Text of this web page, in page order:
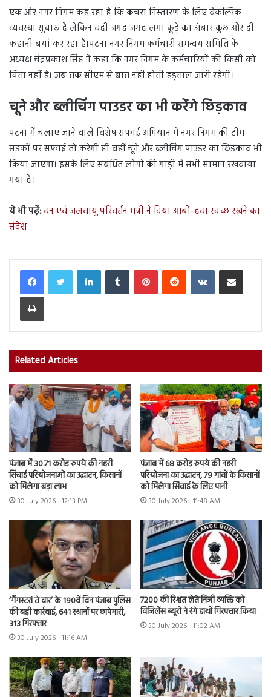
एक ओर नगर निगम कह रहा है कि कचरा निस्तारण के लिए वैकल्पिक
व्यवस्था सुचारू है लेकिन वहीं जगह जगह लगा कूड़े का अंबार कुछ और ही
कहानी बयां कर रहा है।पटना नगर निगम कर्मचारी समन्वय समिति के
अध्यक्ष चंद्रप्रकाश सिंह ने कहा कि नगर निगम के कर्मचारियों की किसी को
चिंता नहीं है। जब तक सीएम से बात नहीं होती हड़ताल जारी रहेगी।
चूने और ब्लीचिंग पाउडर का भी करेंगे छिड़काव
पटना में चलाए जाने वाले विशेष सफाई अभियान में नगर निगम की टीम
सड़कों पर सफाई तो करेगी ही वहीं चूने और ब्लीचिंग पाउडर का छिड़काव भी
किया जाएगा। इसके लिए संबंधित लोगों की गाड़ी में सभी सामान रखवाया
गया है।
ये भी पढ़ें:वन एवं जलवायु परिवर्तन मंत्री ने दिया आबो-हवा स्वच्छ रखने का
संदेश
LinkedInTumblr PinterestReddit VKontakteShare via Email
Print
Related Articles
पंजाब में 30.71 करोड़ रुपये की नहरी
सिंचाई परियोजनाओं का उद्घाटन, किसानों
को मिलेगा बड़ा लाभ
30 July 2026 - 12:13 PM
पंजाब में 68 करोड़ रुपये की नहरी
परियोजना का उद्घाटन, 79 गांवों के किसानों
को मिलेगा सिंचाई के लिए पानी
30 July 2026 - 11:48 AM
‘गैंगस्टरां ते वार’ के 190वें दिन पंजाब पुलिस
की बड़ी कार्रवाई, 641 स्थानों पर छापेमारी,
313 गिरफ्तार
30 July 2026 - 11:16 AM
7200 की रिश्वत लेते निजी व्यक्ति को
विजिलेंस ब्यूरो ने रंगे हाथों गिरफ्तार किया
30 July 2026 - 11:02 AM